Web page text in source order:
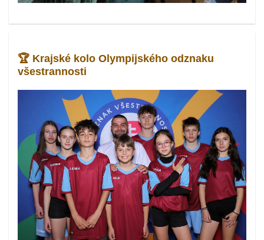
🏆 Krajské kolo Olympijského odznaku
všestrannosti